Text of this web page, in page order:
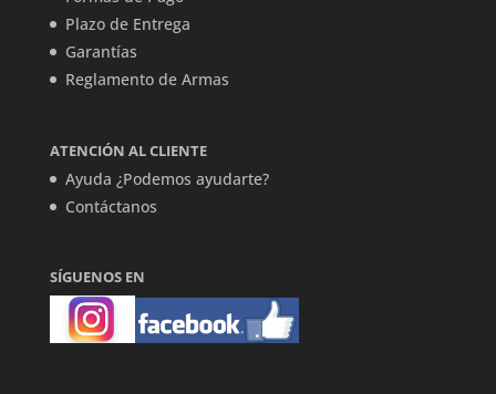
Plazo de Entrega
Garantías
Reglamento de Armas
ATENCIÓN AL CLIENTE
Ayuda ¿Podemos ayudarte?
Contáctanos
SÍGUENOS EN